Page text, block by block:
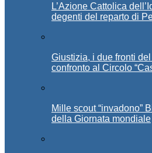
L’Azione Cattolica
degenti del reparto di
Giustizia, i due fronti
confronto al Circolo
Mille scout “invadono”
della Giornata mondiale